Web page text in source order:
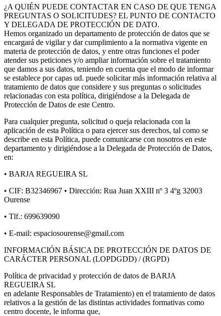
¿A QUIÉN PUEDE CONTACTAR EN CASO DE QUE TENGA
PREGUNTAS O SOLICITUDES? EL PUNTO DE CONTACTO
Y DELEGADA DE PROTECCIÓN DE DATO.
Hemos organizado un departamento de protección de datos que se
encargará de vigilar y dar cumplimiento a la normativa vigente en
materia de protección de datos, y entre otras funciones el poder
atender sus peticiones y/o ampliar información sobre el tratamiento
que damos a sus datos, teniendo en cuenta que el modo de informar
se establece por capas ud. puede solicitar más información relativa al
tratamiento de datos que considere y sus preguntas o solicitudes
relacionadas con esta política, dirigiéndose a la Delegada de
Protección de Datos de este Centro.
Para cualquier pregunta, solicitud o queja relacionada con la
aplicación de esta Política o para ejercer sus derechos, tal como se
describe en esta Política, puede comunicarse con nosotros en este
departamento y dirigiéndose a la Delegada de Protección de Datos,
en:
• BARJA REGUEIRA SL
• CIF: B32346967 • Dirección: Rua Juan XXIII nº 3 4ºg 32003
Ourense
• Tlf.: 699639090
• E-mail: espaciosourense@gmail.com
INFORMACIÓN BÁSICA DE PROTECCIÓN DE DATOS DE
CARÁCTER PERSONAL (LOPDGDD) / (RGPD)
Política de privacidad y protección de datos de BARJA
REGUEIRA SL
en adelante Responsables de Tratamiento) en el tratamiento de datos
relativos a la gestión de las distintas actividades formativas como
centro docente, le informa que,